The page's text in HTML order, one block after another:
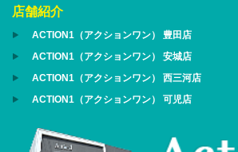
店舗紹介
ACTION1（アクションワン） 豊田店
ACTION1（アクションワン） 安城店
ACTION1（アクションワン） 西三河店
ACTION1（アクションワン） 可児店